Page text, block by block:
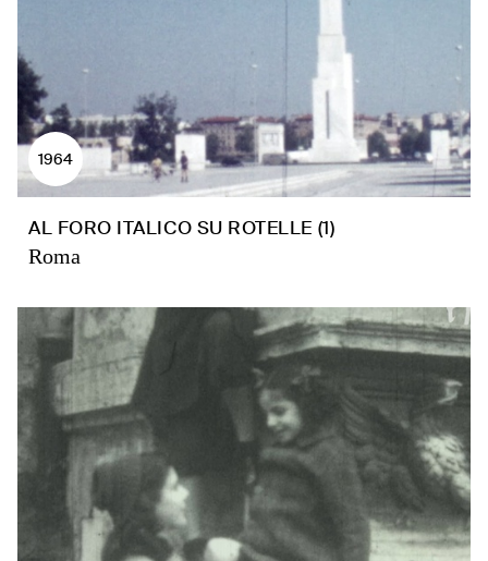
1964
AL FORO ITALICO SU ROTELLE (1)
Roma